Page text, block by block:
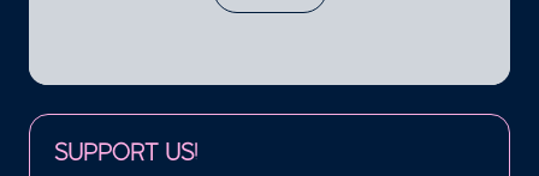
SUPPORT US!
Follow us on: